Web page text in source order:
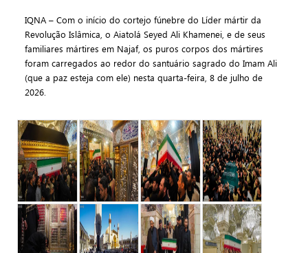
IQNA – Com o início do cortejo fúnebre do Líder mártir da
Revolução Islâmica, o Aiatolá Seyed Ali Khamenei, e de seus
familiares mártires em Najaf, os puros corpos dos mártires
foram carregados ao redor do santuário sagrado do Imam Ali
(que a paz esteja com ele) nesta quarta-feira, 8 de julho de
2026.